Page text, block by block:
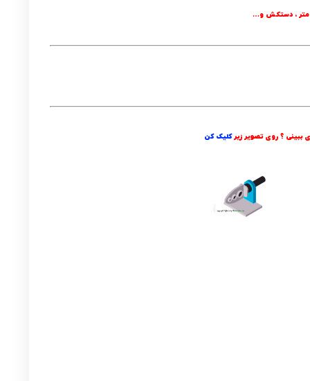
، متر ، دستکش و…
ببینی ؟ روی تصویر زیرکلیک کن